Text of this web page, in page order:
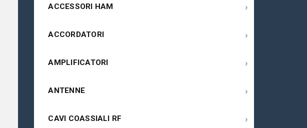
ACCESSORI HAM ›
ACCORDATORI ›
AMPLIFICATORI ›
ANTENNE ›
CAVI COASSIALI RF ›